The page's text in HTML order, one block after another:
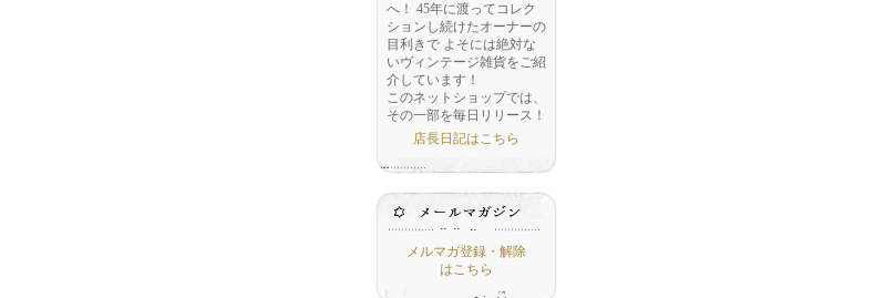
へ！ 45年に渡ってコレク
ションし続けたオーナーの
目利きで よそには絶対な
いヴィンテージ雑貨をご紹
介しています！
このネットショップでは、
その一部を毎日リリース！
店長日記はこちら
メルマガ登録・解除
はこちら